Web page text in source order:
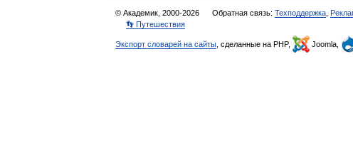
© Академик, 2000-2026 Обратная связь: Техподдержка
👣 Путешествия
Экспорт словарей на сайты , сделанные на PHP, Joomla,